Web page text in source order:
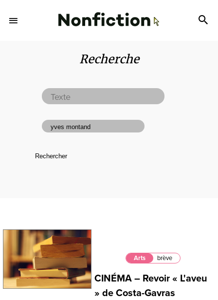
Recherche
Arts brève
CINÉMA – Revoir « L'aveu
» de Costa-Gavras